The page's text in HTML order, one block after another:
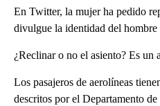
En Twitter, la mujer ha pedido
divulgue la identidad del hombre
¿Reclinar o no el asiento? Es un
Los pasajeros de aerolíneas
descritos por el Departamento